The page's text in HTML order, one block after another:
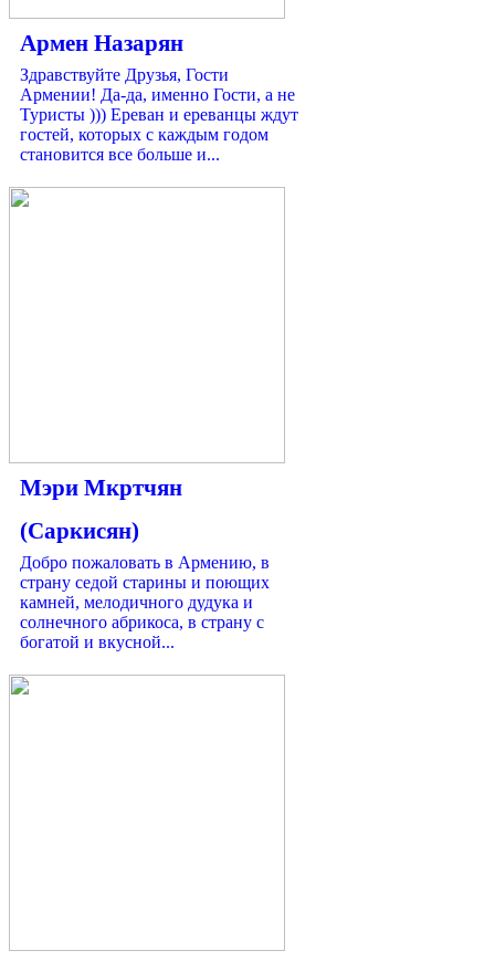
Армен Назарян
Здравствуйте Друзья, Гости
Армении! Да-да, именно Гости, а не
Туристы ))) Ереван и ереванцы ждут
гостей, которых с каждым годом
становится все больше и...
Мэри Мкртчян
(Саркисян)
Добро пожаловать в Армению, в
страну седой старины и поющих
камней, мелодичного дудука и
солнечного абрикоса, в страну с
богатой и вкусной...